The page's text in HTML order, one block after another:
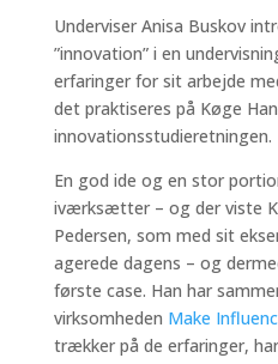
Underviser Anisa Buskov
”innovation” i en
erfaringer for sit arbejde
det praktiseres på Køge
innovationsstudieretningen.
En god ide og en stor
iværksætter – og der viste
Pedersen, som med sit
agerede dagens – og
første case. Han har
virksomheden Make
trækker på de erfaringer,